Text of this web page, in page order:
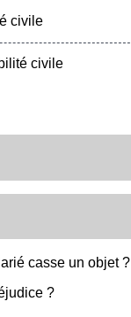
civile
civile
casse un objet ?
?